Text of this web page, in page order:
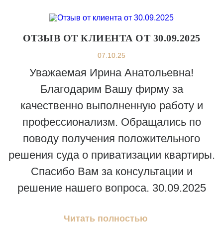
ОТЗЫВ ОТ КЛИЕНТА ОТ 30.09.2025
07.10.25
Уважаемая Ирина Анатольевна!
Благодарим Вашу фирму за
качественно выполненную работу и
профессионализм. Обращались по
поводу получения положительного
решения суда о приватизации квартиры.
Спасибо Вам за консультации и
решение нашего вопроса. 30.09.2025
Читать полностью